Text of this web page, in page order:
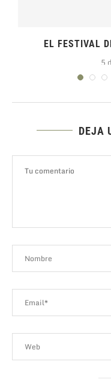
EL FESTIVAL
5
DEJA